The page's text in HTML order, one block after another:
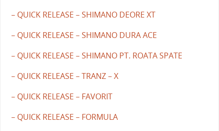
– QUICK RELEASE – SHIMANO DEORE XT
– QUICK RELEASE – SHIMANO DURA ACE
– QUICK RELEASE – SHIMANO PT. ROATA SPATE
– QUICK RELEASE – TRANZ – X
– QUICK RELEASE – FAVORIT
– QUICK RELEASE – FORMULA